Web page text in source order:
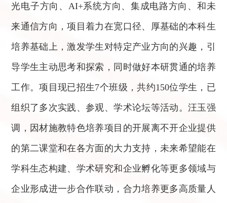
光电子方向、AI+系统方向、集成电路方向、和未
来通信方向，项目着力在宽口径、厚基础的本科生
培养基础上，激发学生对特定产业方向的兴趣，引
导学生主动思考和探索，同时做好本研贯通的培养
工作。项目现已招生7个班级，共约150位学生，已
组织了多次实践、参观、学术论坛等活动。汪玉强
调，因材施教特色培养项目的开展离不开企业提供
的第二课堂和在各方面的大力支持，未来希望能在
学科生态构建、学术研究和企业孵化等更多领域与
企业形成进一步合作联动，合力培养更多高质量人